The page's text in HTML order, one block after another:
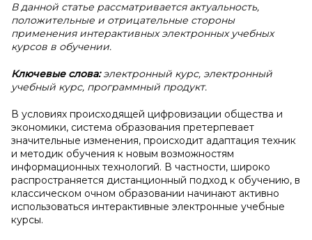
В данной статье рассматривается актуальность,
положительные и отрицательные стороны
применения интерактивных электронных учебных
курсов в обучении.
Ключевые слова:электронный курс, электронный
учебный курс, программный продукт.
В условиях происходящей цифровизации общества и
экономики, система образования претерпевает
значительные изменения, происходит адаптация техник
и методик обучения к новым возможностям
информационных технологий. В частности, широко
распространяется дистанционный подход к обучению, в
классическом очном образовании начинают активно
использоваться интерактивные электронные учебные
курсы.